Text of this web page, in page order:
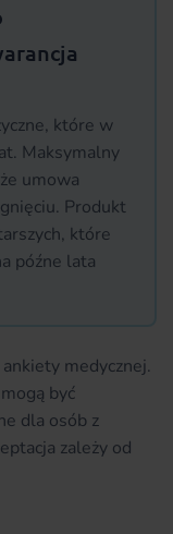
które w
Maksymalny
umowa
Produkt
które
późne lata
medycznej.
być
dla osób z
zależy od